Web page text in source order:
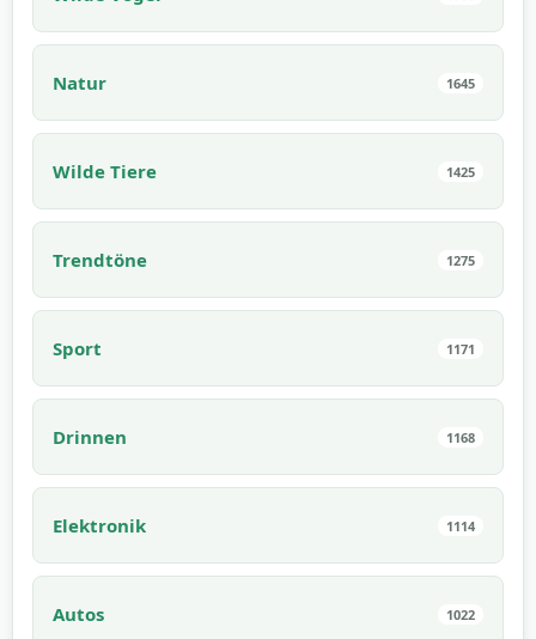
Natur 1645
Wilde Tiere 1425
Trendtöne 1275
Sport 1171
Drinnen 1168
Elektronik 1114
Autos 1022